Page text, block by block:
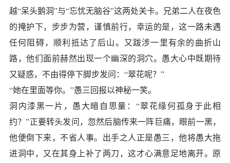
越“呆头鹅洞”与“忘忧无脑谷”这两处关卡。兄弟二人在夜色
的掩护下，步步为营，谨慎前行，幸运的是，这一路未遇
任何阻碍，顺利抵达了后山。又跋涉一里有余的曲折山
路，他们面前赫然出现一个幽深的洞穴。愚大心中既期待
又疑惑，不由得停下脚步发问：“翠花呢？”
“她在里面等你。”愚三回报以神秘一笑。
洞内漆黑一片，愚大暗自思量：“翠花缘何孤身于此相
约？”正要转头发问，忽然后脑传来一阵巨痛，眼前一黑，
他便倒下来，不省人事。出手之人正是愚三，他将愚大拖
进洞中，又在其身上补了两刀，这才心满意足地离开。原